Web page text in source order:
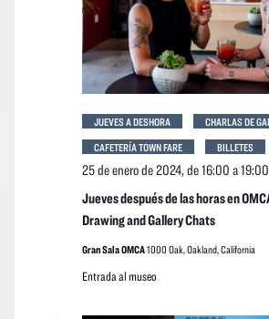
Jueves después de las horas en
Drawing and Gallery Chats
25 de enero de 2024, de 16:00 a19:00
JUEVES A DESHORA
CHARLAS DE
CAFETERÍA TOWN FARE
BILLETES
Gran Sala OMCA1000 Oak, Oakland, California
Entrada al museo